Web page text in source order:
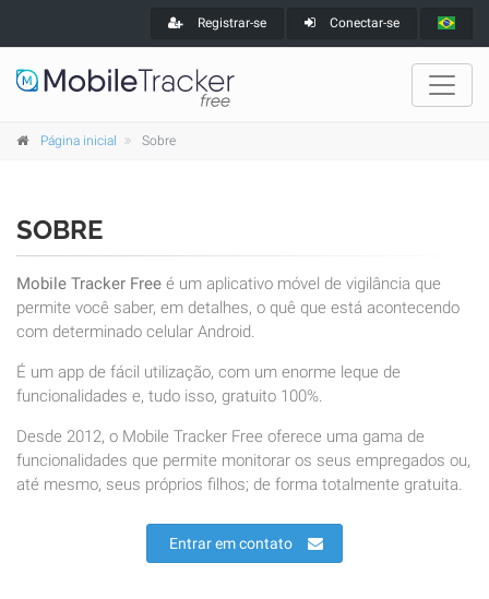
Registrar-se Conectar-se
Página inicial Sobre
SOBRE
Mobile Tracker Free é um aplicativo móvel de vigilância que
permite você saber, em detalhes, o quê que está acontecendo
com determinado celular Android.
É um app de fácil utilização, com um enorme leque de
funcionalidades e, tudo isso, gratuito 100%.
Desde 2012, o Mobile Tracker Free oferece uma gama de
funcionalidades que permite monitorar os seus empregados ou,
até mesmo, seus próprios filhos; de forma totalmente gratuita.
Entrar em contato